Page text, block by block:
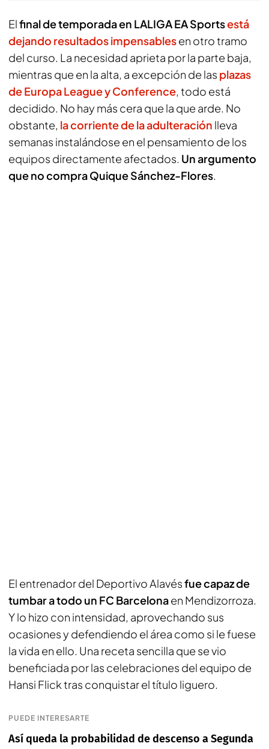
Elfinal de temporada en LALIGA EA Sportsestá
dejando resultados impensablesen otro tramo
del curso. La necesidad aprieta por la parte baja,
mientras que en la alta, a excepción de las plazas
de Europa League y Conference, todo está
decidido. No hay más cera que la que arde. No
obstante, la corriente de la adulteración lleva
semanas instalándose en el pensamiento de los
equipos directamente afectados. Un argumento
que no compra Quique Sánchez-Flores.
El entrenador del Deportivo Alavésfue capaz de
tumbar a todo un FC Barcelonaen Mendizorroza.
Y lo hizo con intensidad, aprovechando sus
ocasiones y defendiendo el área como si le fuese
la vida en ello. Una receta sencilla que se vio
beneficiada por las celebraciones del equipo de
Hansi Flick tras conquistar el título liguero.
PUEDE INTERESARTE
Así queda la probabilidad de descenso a Segunda